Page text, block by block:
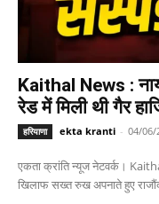
Kaithal News :
रेड में मिली थी गैर
हरियाणा ekta kranti - 04/06/
एकता क्रांति न्यूज नेटवर्क।
खिलाफ सख्त रुख अपनाते हुए